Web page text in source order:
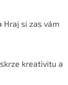
Hraj si zas vám
kreativitu a